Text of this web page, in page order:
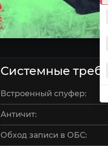
Системные
Встроенный спуфер:
Античит:
Обход записи в ОБС: